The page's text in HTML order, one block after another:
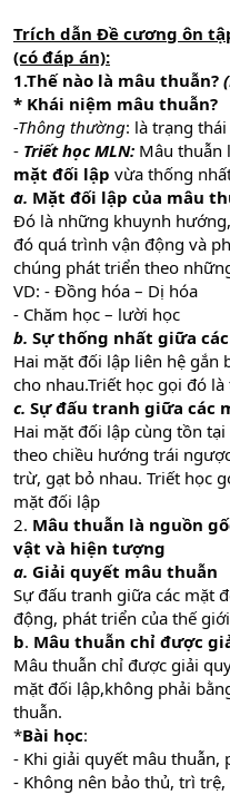
Trích dẫn Đề cương ôn
(có đáp án):
1.Thế nào là mâu thuẫn?
* Khái niệm mâu thuẫn?
-Thông thường: là trạng
- Triết học MLN: Mâu thuẫn
mặt đối lập vừa thống
a. Mặt đối lập của mâu
Đó là những khuynh
đó quá trình vận động và
chúng phát triển theo
VD: - Đồng hóa – Dị hóa
- Chăm học – lười học
b. Sự thống nhất giữa
Hai mặt đối lập liên hệ gắn
cho nhau.Triết học gọi đó
c. Sự đấu tranh giữa các
Hai mặt đối lập cùng tồn
theo chiều hướng trái
trừ, gạt bỏ nhau. Triết học
mặt đối lập
2. Mâu thuẫn là nguồn
vật và hiện tượng
a. Giải quyết mâu thuẫn
Sự đấu tranh giữa các mặt
động, phát triển của thế
b. Mâu thuẫn chỉ được
Mâu thuẫn chỉ được giải
mặt đối lập,không phải
thuẫn.
*Bài học:
- Khi giải quyết mâu thuẫn,
- Không nên bảo thủ, trì